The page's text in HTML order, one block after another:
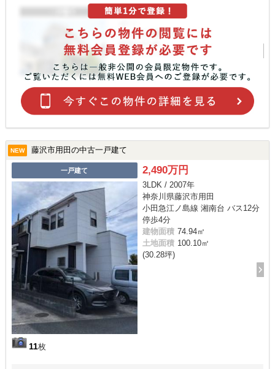
NEW 藤沢市用田の中古一戸建て
一戸建て
11枚
2,490万円
3LDK / 2007年
神奈川県藤沢市用田
小田急江ノ島線 湘南台 バス12分
停歩4分
建物面積 74.94㎡
土地面積 100.10㎡
(30.28坪)